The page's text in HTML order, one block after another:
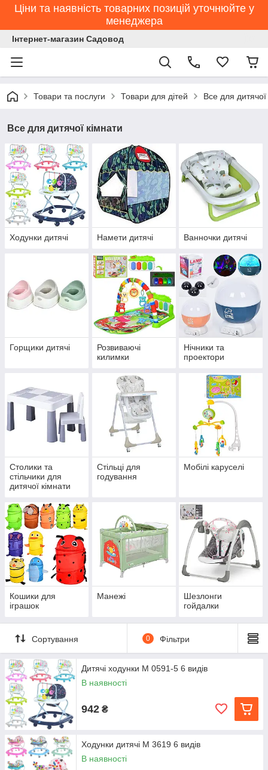
Ціни та наявність товарних позицій уточнюйте у
менеджера
Інтернет-магазин Садовод
Товари та послуги Товари для дітей Все для дитячої
Все для дитячої кімнати
Ходунки дитячі Намети дитячі Ванночки дитячі
Горщики дитячі
Розвиваючі
килимки
Нічники та
проектори
Столики та
стільчики для
дитячої кімнати
Стільці для
годування
Мобілі каруселі
Кошики для
іграшок
Манежі
Шезлонги
гойдалки
Сортування 0 Фільтри
Дитячі ходунки M 0591-5 6 видів
В наявності
942 ₴
Ходунки дитячі M 3619 6 видів
В наявності